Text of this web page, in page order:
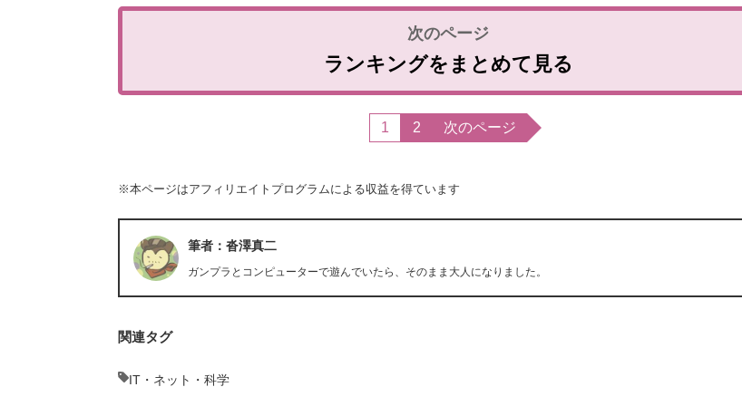
ランキングをまとめて見る
1 2 次のページ
※本ページはアフィリエイトプログラムによる収益を得ています
筆者：沓澤真二
ガンプラとコンピューターで遊んでいたら、そのまま大人になりました。
関連タグ
IT・ネット・科学